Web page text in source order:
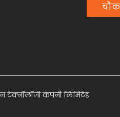
टेक्नॉलॉजी कंपनी लिमिटेड